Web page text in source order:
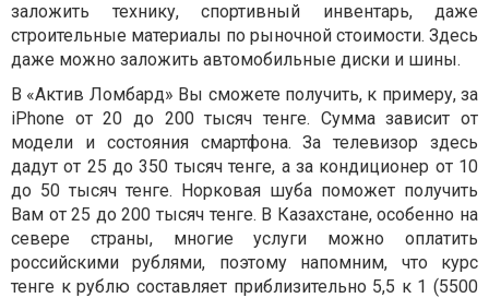
заложить технику, спортивный инвентарь, даже
строительные материалы по рыночной стоимости. Здесь
даже можно заложить автомобильные диски и шины.
В «Актив Ломбард» Вы сможете получить, к примеру, за
iPhone от 20 до 200 тысяч тенге. Сумма зависит от
модели и состояния смартфона. За телевизор здесь
дадут от 25 до 350 тысяч тенге, а за кондиционер от 10
до 50 тысяч тенге. Норковая шуба поможет получить
Вам от 25 до 200 тысяч тенге. В Казахстане, особенно на
севере страны, многие услуги можно оплатить
российскими рублями, поэтому напомним, что курс
тенге к рублю составляет приблизительно 5,5 к 1 (5500